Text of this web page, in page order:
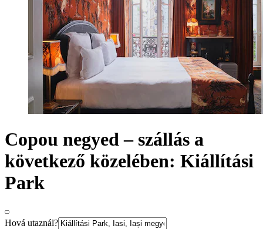
Copou negyed – szállás a
következő közelében: Kiállítási
Park
Hová utaznál?